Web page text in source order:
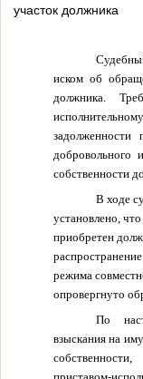
участок должника
иском об
должника.
задолженности
собственности
В ходе
установлено,
приобретен
режима
опровергнуто
По
взыскания на